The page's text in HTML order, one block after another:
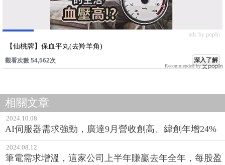
ads by popIn
【仙桃牌】保血平丸(去羚羊角)
觀看次數 54,562次 深入了解
Recommended by
相關文章
2024.10.08
AI伺服器需求強勁，廣達9月營收創高、緯創年增24%
2024.08.12
筆電需求增溫，這家公司上半年賺贏去年全年，每股盈